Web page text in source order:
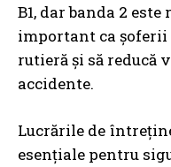
B1, dar banda 2
important ca șoferii
rutieră și să reducă
accidente.
Lucrările de
esențiale pentru